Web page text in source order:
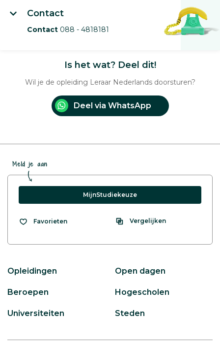
Contact
Contact 088 - 4818181
Is het wat? Deel dit!
Wil je de opleiding Leraar Nederlands doorsturen?
Deel via WhatsApp
Meld je aan
MijnStudiekeuze
Favorieten Vergelijken
Opleidingen Open dagen
Beroepen Hogescholen
Universiteiten Steden